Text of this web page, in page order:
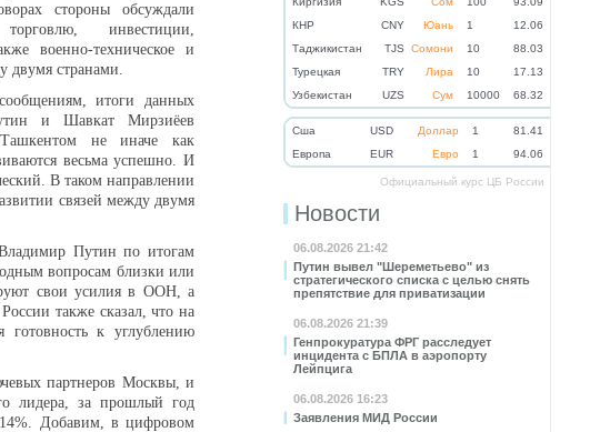
КНР
CNY Юань 1
12.06
Таджикистан
TJS Сомони 10
88.03
Турецкая
TRY Лира 10
17.13
Узбекистан
UZS Сум 10000 68.32
Cша USD Доллар 1
81.41
Eвропа
EUR Евро 1 94.06
Официальный курс ЦБ России
Новости
06.08.2026 21:42
Путин вывел "Шереметьево" из
стратегического списка с целью снять
препятствие для приватизации
06.08.2026 21:39
Генпрокуратура ФРГ расследует
инцидента с БПЛА в аэропорту
Лейпцига
06.08.2026 16:23
Заявления МИД России
стороны обсуждали
инвестиции,
военно-техническое и
двумя странами.
итоги данных
и Шавкат Мирзиёев
не иначе как
весьма успешно. И
В таком направлении
связей между двумя
Путин по итогам
вопросам близки или
свои усилия в ООН, а
также сказал, что на
готовность к углублению
партнеров Москвы, и
лидера, за прошлый год
14%. Добавим, в цифровом